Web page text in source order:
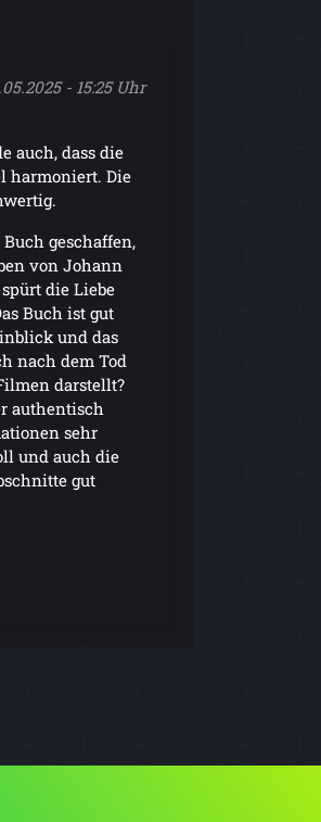
- 15:25 Uhr
auch, dass die
harmoniert. Die
geschaffen,
von Johann
die Liebe
Buch ist gut
und das
nach dem Tod
darstellt?
authentisch
sehr
und auch die
gut